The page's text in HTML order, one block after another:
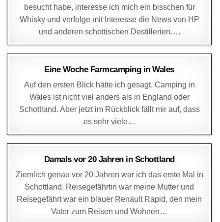
besucht habe, interesse ich mich ein bisschen für
Whisky und verfolge mit Interesse die News von HP
und anderen schottischen Destillerien….
DAGMAR 21. JUNI 2014
Eine Woche Farmcamping in Wales
Auf den ersten Blick hätte ich gesagt, Camping in
Wales ist nicht viel anders als in England oder
Schottland. Aber jetzt im Rückblick fällt mir auf, dass
es sehr viele…
DAGMAR 23. MAI 2014
Damals vor 20 Jahren in Schottland
Ziemlich genau vor 20 Jahren war ich das erste Mal in
Schottland. Reisegefährtin war meine Mutter und
Reisegefährt war ein blauer Renault Rapid, den mein
Vater zum Reisen und Wohnen…